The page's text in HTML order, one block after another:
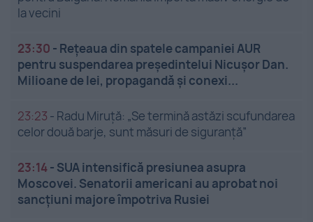
la vecini
23:30 - Rețeaua din spatele campaniei AUR
pentru suspendarea președintelui Nicușor Dan.
Milioane de lei, propagandă și conexi...
23:23 - Radu Miruță: „Se termină astăzi scufundarea
celor două barje, sunt măsuri de siguranţă”
23:14- SUA intensifică presiunea asupra
Moscovei. Senatorii americani au aprobat noi
sancțiuni majore împotriva Rusiei